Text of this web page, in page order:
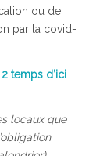
ou de
par la covid-
temps d’ici
locaux que